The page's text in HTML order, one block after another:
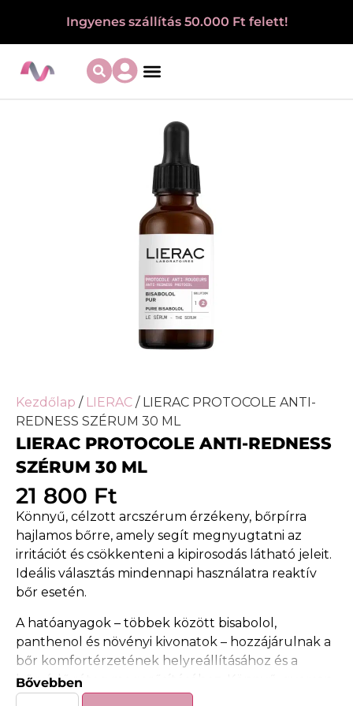
Ingyenes szállítás 50.000 Ft felett!
Kezdőlap / LIERAC / LIERAC PROTOCOLE ANTI-
REDNESS SZÉRUM 30 ML
LIERAC PROTOCOLE ANTI-REDNESS
SZÉRUM 30 ML
21 800 Ft
Könnyű, célzott arcszérum érzékeny, bőrpírra
hajlamos bőrre, amely segít megnyugtatni az
irritációt és csökkenteni a kipirosodás látható jeleit.
Ideális választás mindennapi használatra reaktív
bőr esetén.
A hatóanyagok – többek között bisabolol,
panthenol és növényi kivonatok – hozzájárulnak a
bőr komfortérzetének helyreállításához és a
bőrvédő réteg megerősítéséhez. Könnyű, gyorsan
felszívódó textúrája nem terheli a bőrt, így jól
Bővebben